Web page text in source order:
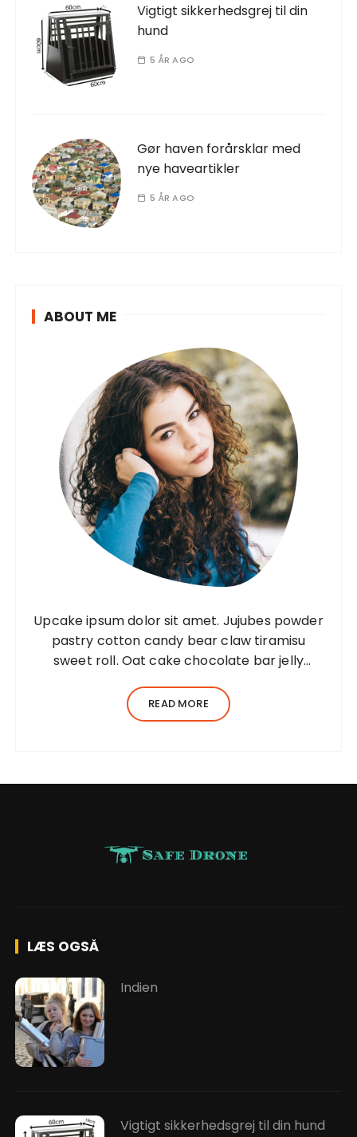
Vigtigt sikkerhedsgrej til din
hund
5 ÅR AGO
Gør haven forårsklar med
nye haveartikler
5 ÅR AGO
ABOUT ME
Upcake ipsum dolor sit amet. Jujubes powder
pastry cotton candy bear claw tiramisu
sweet roll. Oat cake chocolate bar jelly
adipiscing elit, sed do eiusmod tempor
incididunt ut…
READ MORE
LÆS OGSÅ
Indien
Vigtigt sikkerhedsgrej til din hund